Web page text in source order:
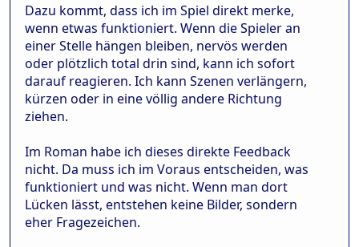
Dazu kommt, dass ich im Spiel direkt merke,
wenn etwas funktioniert. Wenn die Spieler an
einer Stelle hängen bleiben, nervös werden
oder plötzlich total drin sind, kann ich sofort
darauf reagieren. Ich kann Szenen verlängern,
kürzen oder in eine völlig andere Richtung
ziehen.
Im Roman habe ich dieses direkte Feedback
nicht. Da muss ich im Voraus entscheiden, was
funktioniert und was nicht. Wenn man dort
Lücken lässt, entstehen keine Bilder, sondern
eher Fragezeichen.